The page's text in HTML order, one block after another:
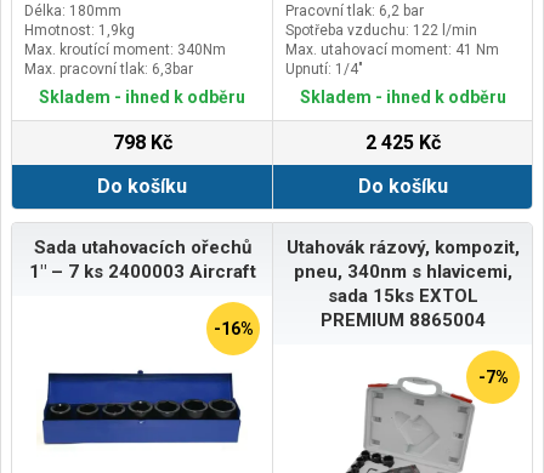
Délka: 180mm
Hmotnost: 1,9kg
Max. kroutící moment: 340Nm
Max. pracovní tlak: 6,3bar
(0,63MPa)
Skladem - ihned k odběru
798 Kč
Do košíku
Pracovní tlak: 6,2 bar
Spotřeba vzduchu: 122 l/min
Max. utahovací moment: 41 Nm
Upnutí: 1/4"
Skladem - ihned k odběru
2 425 Kč
Do košíku
Sada utahovacích ořechů
1" – 7 ks 2400003 Aircraft
-16%
Utahovák rázový, kompozit,
pneu, 340nm s hlavicemi,
sada 15ks EXTOL
PREMIUM 8865004
-7%